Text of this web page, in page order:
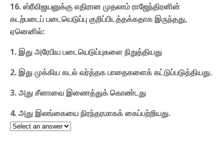
16. ஸ்ரீவிஜயனுக்கு எதிரான முதலாம் ராஜேந்திரனின்
கடற்படைப் படையெடுப்பு குறிப்பிடத்தக்கதாக இருந்தது,
ஏனெனில்:
1. இது அரேபிய படையெடுப்புகளை நிறுத்தியது
2. இது முக்கிய கடல் வர்த்தக பாதைகளைக் கட்டுப்படுத்தியது.
3. அது சீனாவை இணைத்துக் கொண்டது
4. அது இலங்கையை நிரந்தரமாகக் கைப்பற்றியது.